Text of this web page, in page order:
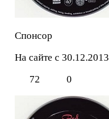
Спонсор
На сайте с 30.12.2013
72
0